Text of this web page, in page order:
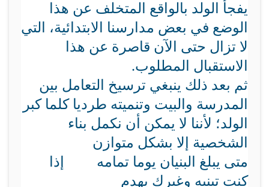
يفجأ الولد بالواقع المتخلف عن هذا
الوضع في بعض مدارسنا الابتدائية، التي
لا تزال حتى الآن قاصرة عن هذا
الاستقبال المطلوب.
ثم بعد ذلك ينبغي ترسيخ التعامل بين
المدرسة والبيت وتنميته طرديا كلما كبر
الولد؛ لأننا لا يمكن أن نكمل بناء
الشخصية إلا بشكل متوازن
متى يبلغ البنيان يوما تمامه إذا
كنت تبنيه وغيرك يهدم